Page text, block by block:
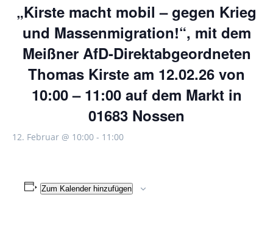
„Kirste macht mobil – gegen Krieg
und Massenmigration!“, mit dem
Meißner AfD-Direktabgeordneten
Thomas Kirste am 12.02.26 von
10:00 – 11:00 auf dem Markt in
01683 Nossen
12. Februar @ 10:00 - 11:00
Zum Kalender hinzufügen